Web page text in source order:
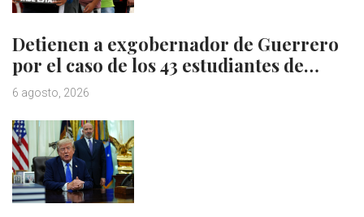
Detienen a exgobernador de Guerrero
por el caso de los 43 estudiantes de…
6 agosto, 2026